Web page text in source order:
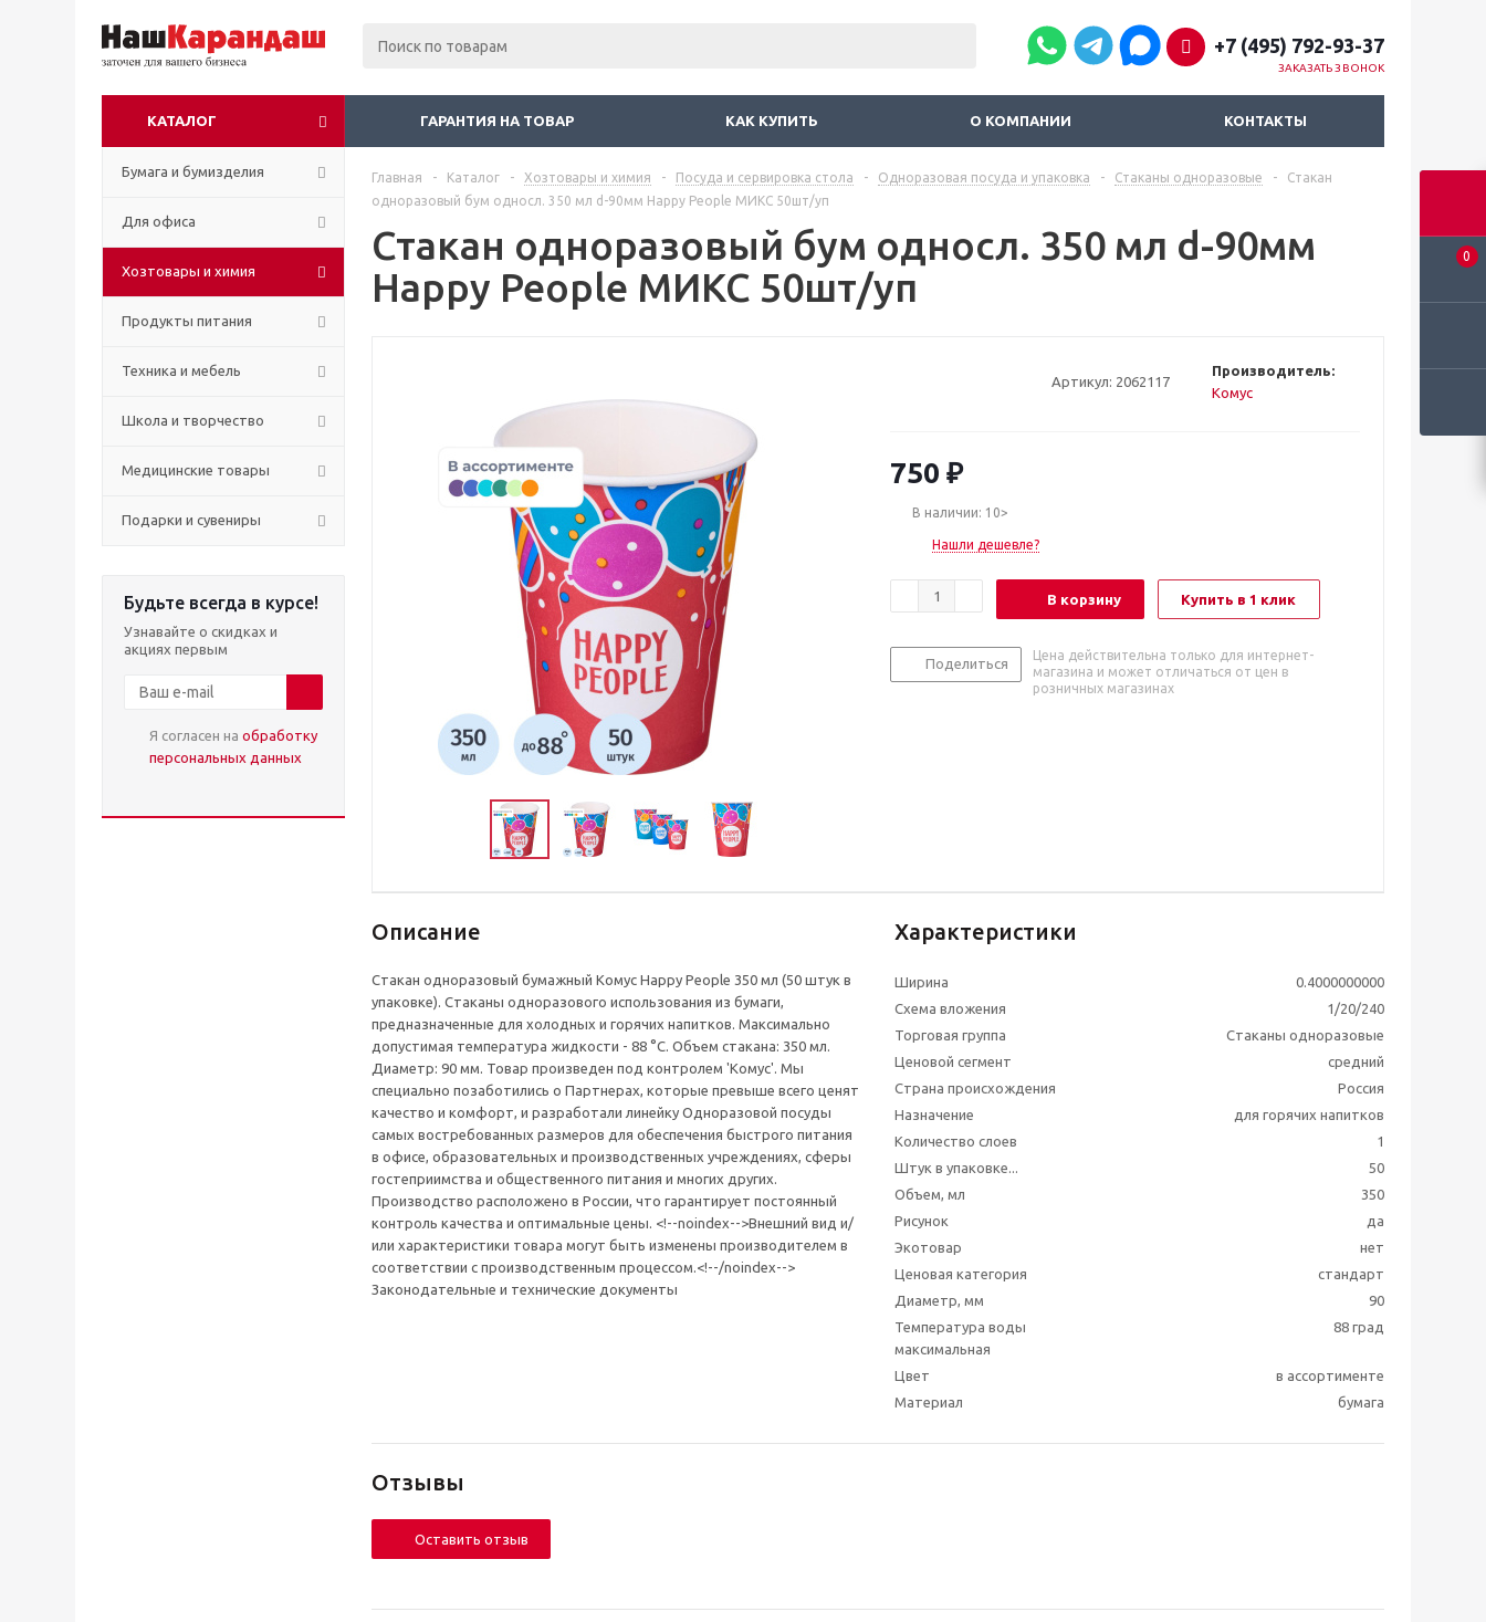
0
+7 (495) 792-93-37
ЗАКАЗАТЬ ЗВОНОК
КАТАЛОГ ГАРАНТИЯ НА ТОВАР КАК КУПИТЬ О КОМПАНИИ КОНТАКТЫ
Бумага и бумизделия
Для офиса
Хозтовары и химия
Продукты питания
Техника и мебель
Школа и творчество
Медицинские товары
Подарки и сувениры
Будьте всегда в курсе!
Узнавайте о скидках и
акциях первым
Я согласен на обработку
персональных данных
Главная - Каталог - Хозтовары и химия - Посуда и сервировка стола - Одноразовая посуда и упаковка - Стаканы одноразовые -
Стакан
одноразовый бум односл. 350 мл d-90мм Happy People МИКС 50шт/уп
Стакан одноразовый бум односл. 350 мл d-90мм
Happy People МИКС 50шт/уп
Артикул: 2062117
Производитель:
Комус
750 ₽
В наличии: 10>
Нашли дешевле?
В корзину Купить в 1 клик
Поделиться
Цена действительна только для интернет-
магазина и может отличаться от цен в
розничных магазинах
Описание
Стакан одноразовый бумажный Комус Happy People 350 мл (50 штук в
упаковке). Стаканы одноразового использования из бумаги,
предназначенные для холодных и горячих напитков. Максимально
допустимая температура жидкости - 88 °С. Объем стакана: 350 мл.
Диаметр: 90 мм. Товар произведен под контролем 'Комус'. Мы
специально позаботились о Партнерах, которые превыше всего ценят
качество и комфорт, и разработали линейку Одноразовой посуды
самых востребованных размеров для обеспечения быстрого питания
в офисе, образовательных и производственных учреждениях, сферы
гостеприимства и общественного питания и многих других.
Производство расположено в России, что гарантирует постоянный
контроль качества и оптимальные цены. <!--noindex-->Внешний вид и/
или характеристики товара могут быть изменены производителем в
соответствии с производственным процессом.<!--/noindex-->
Законодательные и технические документы
Характеристики
Ширина
0.4000000000
Схема вложения
1/20/240
Торговая группа
Стаканы одноразовые
Ценовой сегмент
средний
Страна происхождения
Россия
Назначение
для горячих напитков
Количество слоев
1
Штук в упаковке...
50
Объем, мл
350
Рисунок
да
Экотовар
нет
Ценовая категория
стандарт
Диаметр, мм
90
Температура воды
максимальная
88 град
Цвет
в ассортименте
Материал
бумага
Отзывы
Оставить отзыв